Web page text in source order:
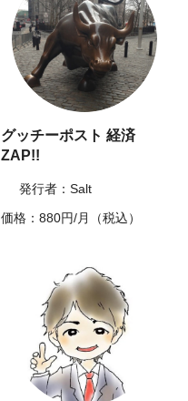
グッチーポスト 経済
ZAP!!
発行者：Salt
価格：880円/月（税込）